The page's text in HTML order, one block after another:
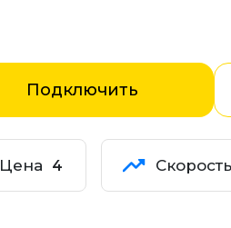
Подключить
Цена 4 Скорость